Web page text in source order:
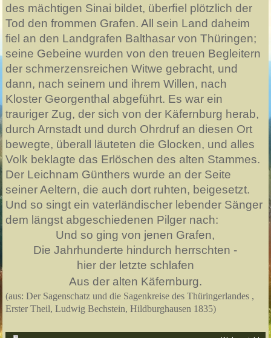
des mächtigen Sinai bildet, überﬁel plötzlich der
Tod den frommen Grafen. All sein Land daheim
fiel an den Landgrafen Balthasar von Thüringen;
seine Gebeine wurden von den treuen Begleitern
der schmerzensreichen Witwe gebracht, und
dann, nach seinem und ihrem Willen, nach
Kloster Georgenthal abgeführt. Es war ein
trauriger Zug, der sich von der Käfernburg herab,
durch Arnstadt und durch Ohrdruf an diesen Ort
bewegte, überall läuteten die Glocken, und alles
Volk beklagte das Erlöschen des alten Stammes.
Der Leichnam Günthers wurde an der Seite
seiner Aeltern, die auch dort ruhten, beigesetzt.
Und so singt ein vaterländischer lebender Sänger
dem längst abgeschiedenen Pilger nach:
Und so ging von jenen Grafen,
Die Jahrhunderte hindurch herrschten -
hier der letzte schlafen
Aus der alten Käfernburg.
(aus: Der Sagenschatz und die Sagenkreise des Thüringerlandes ,
Erster Theil, Ludwig Bechstein, Hildburghausen 1835)